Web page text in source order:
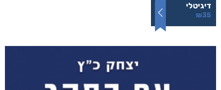
דיגיטלי
₪35